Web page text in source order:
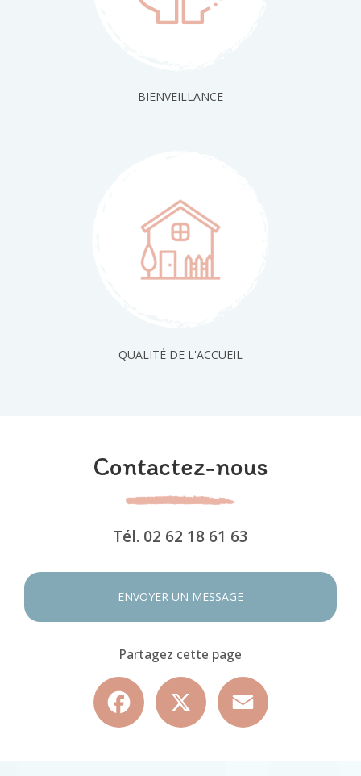
BIENVEILLANCE
QUALITÉ DE L'ACCUEIL
Contactez-nous
Tél. 02 62 18 61 63
ENVOYER UN MESSAGE
Partagez cette page
Facebook